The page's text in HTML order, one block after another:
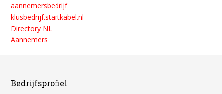
aannemersbedrijf
klusbedrijf.startkabel.nl
Directory NL
Aannemers
Bedrijfsprofiel